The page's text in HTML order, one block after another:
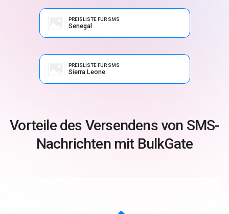
PREISLISTE FÜR SMS
Senegal
PREISLISTE FÜR SMS
Sierra Leone
Vorteile des Versendens von SMS-
Nachrichten mit BulkGate